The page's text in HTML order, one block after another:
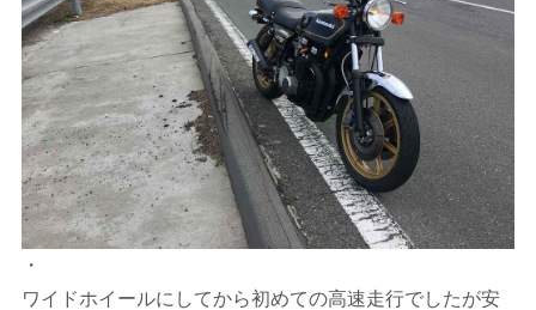
・
ワイドホイールにしてから初めての高速走行でしたが安